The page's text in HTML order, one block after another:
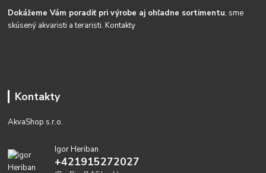
Dokážeme Vám poradiť pri výrobe aj ohľadne sortimentu, sme
skúsený akvaristi a teraristi.Kontakty
Kontakty
AkvaShop s.r.o.
Igor Heriban
+421915272027